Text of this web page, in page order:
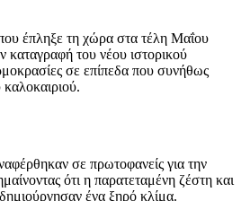
έπληξε τη χώρα στα τέλη Μαΐου
καταγραφή του νέου ιστορικού
σε επίπεδα που συνήθως
σε πρωτοφανείς για την
ότι η παρατεταμένη ζέστη και
ένα ξηρό κλίμα.